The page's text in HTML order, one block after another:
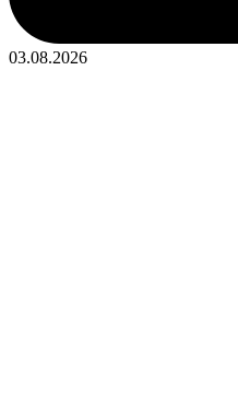
03.08.2026